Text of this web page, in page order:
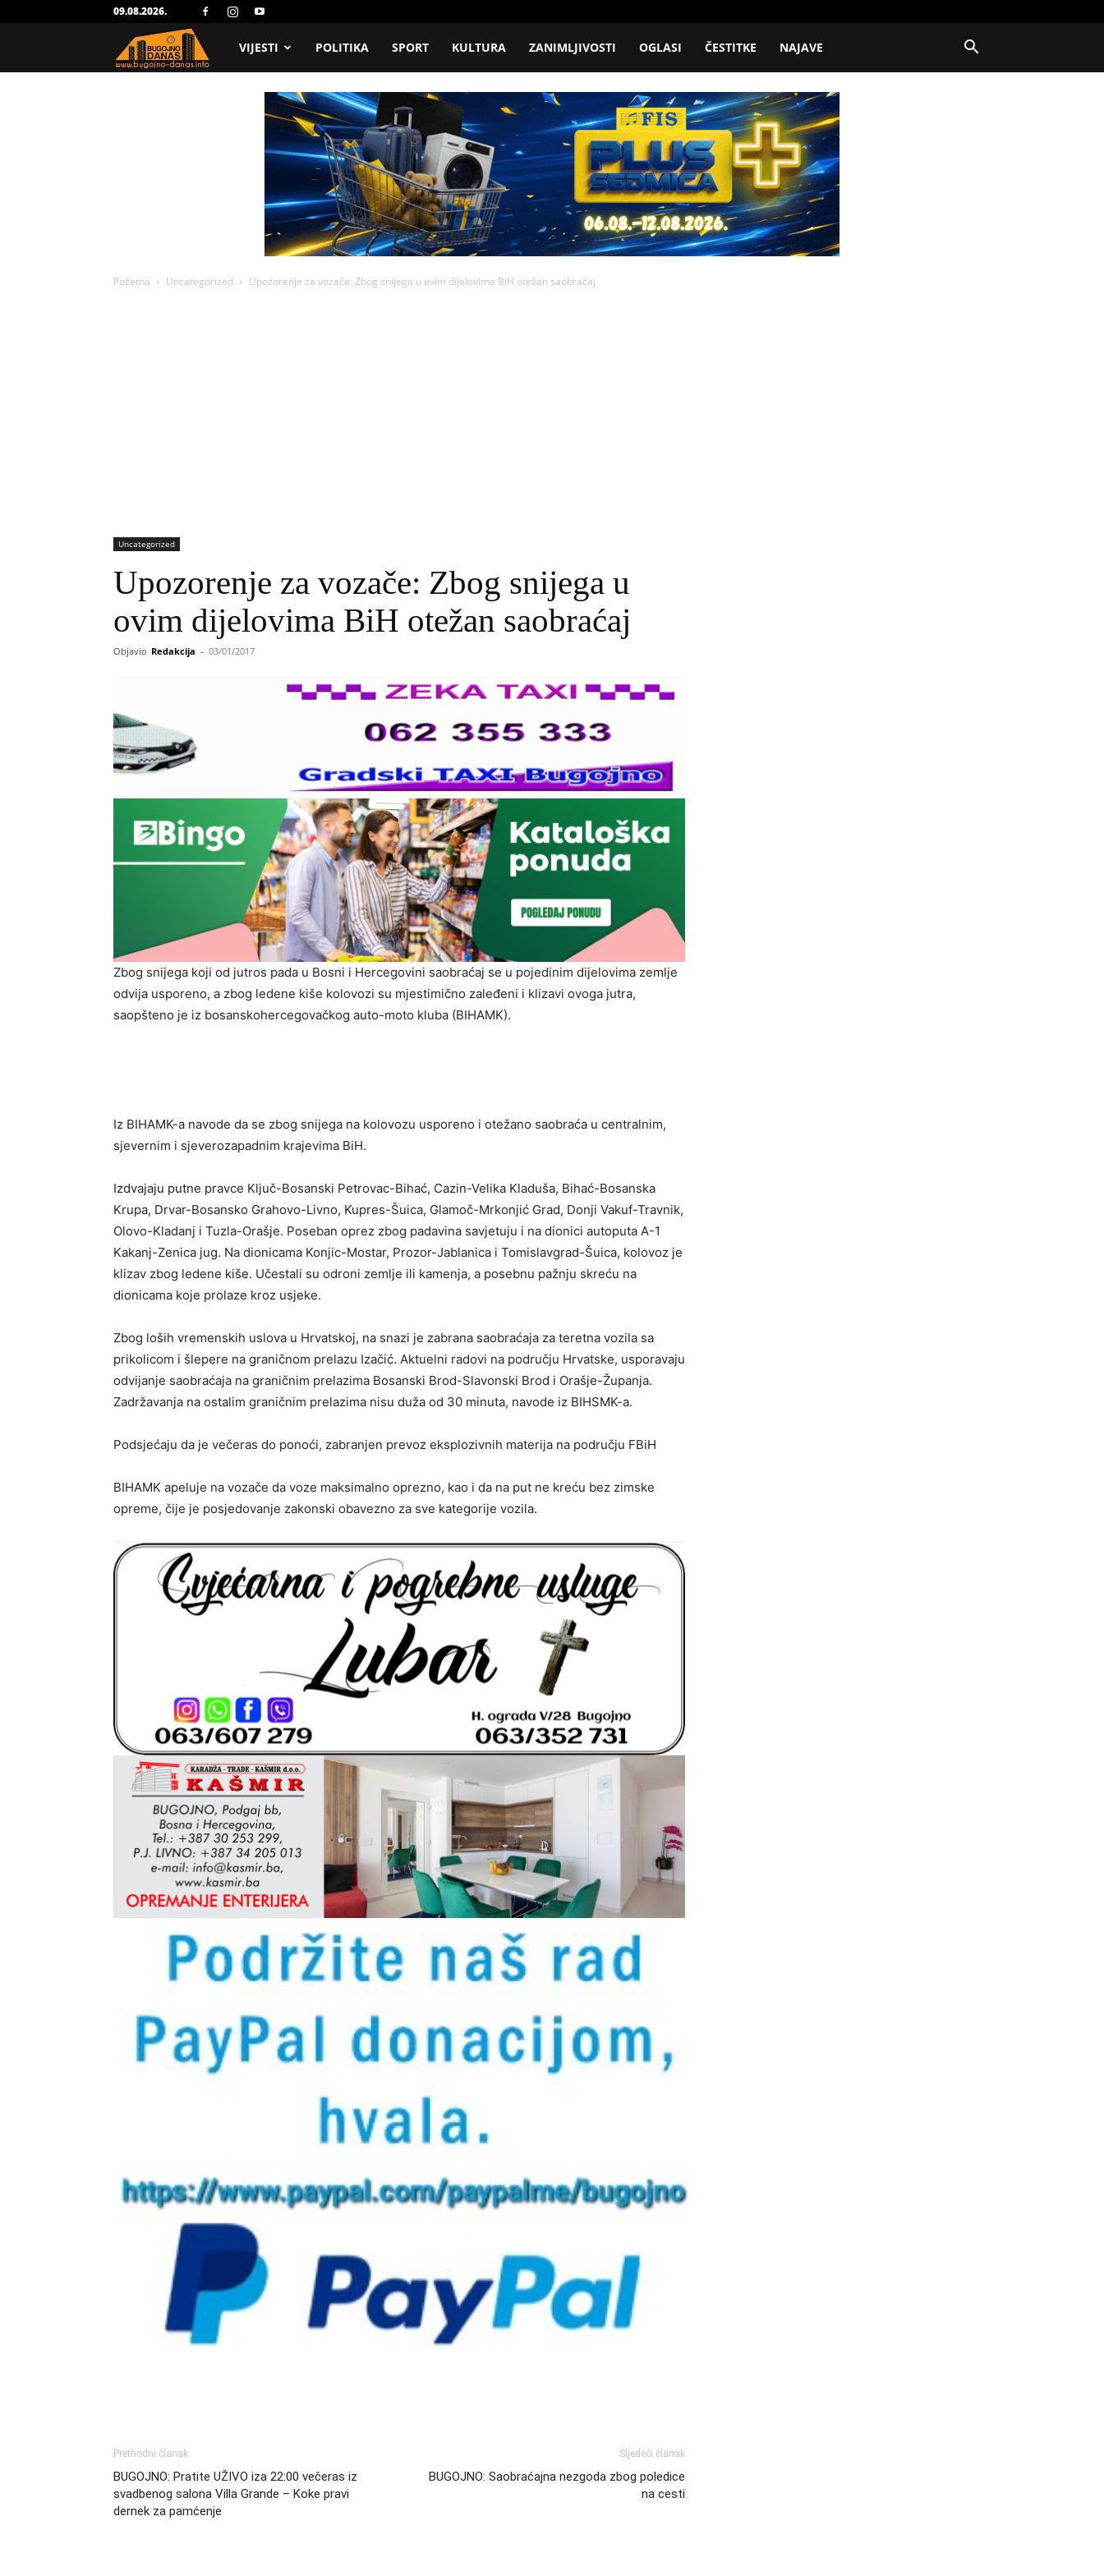
09.08.2026.
Bugojno
VIJESTI POLITIKA SPORT KULTURA ZANIMLJIVOSTI OGLASI ČESTITKE NAJAVE
Početna Uncategorized Upozorenje za vozače: Zbog snijega u ovim dijelovima BiH otežan saobraćaj
Uncategorized
Upozorenje za vozače: Zbog snijega u
ovim dijelovima BiH otežan saobraćaj
Objavio Redakcija - 03/01/2017
Zbog snijega koji od jutros pada u Bosni i Hercegovini saobraćaj se u pojedinim dijelovima zemlje
odvija usporeno, a zbog ledene kiše kolovozi su mjestimično zaleđeni i klizavi ovoga jutra,
saopšteno je iz bosanskohercegovačkog auto-moto kluba (BIHAMK).
Iz BIHAMK-a navode da se zbog snijega na kolovozu usporeno i otežano saobraća u centralnim,
sjevernim i sjeverozapadnim krajevima BiH.
Izdvajaju putne pravce Ključ-Bosanski Petrovac-Bihać, Cazin-Velika Kladuša, Bihać-Bosanska
Krupa, Drvar-Bosansko Grahovo-Livno, Kupres-Šuica, Glamoč-Mrkonjić Grad, Donji Vakuf-Travnik,
Olovo-Kladanj i Tuzla-Orašje. Poseban oprez zbog padavina savjetuju i na dionici autoputa A-1
Kakanj-Zenica jug. Na dionicama Konjic-Mostar, Prozor-Jablanica i Tomislavgrad-Šuica, kolovoz je
klizav zbog ledene kiše. Učestali su odroni zemlje ili kamenja, a posebnu pažnju skreću na
dionicama koje prolaze kroz usjeke.
Zbog loših vremenskih uslova u Hrvatskoj, na snazi je zabrana saobraćaja za teretna vozila sa
prikolicom i šlepere na graničnom prelazu Izačić. Aktuelni radovi na području Hrvatske, usporavaju
odvijanje saobraćaja na graničnim prelazima Bosanski Brod-Slavonski Brod i Orašje-Županja.
Zadržavanja na ostalim graničnim prelazima nisu duža od 30 minuta, navode iz BIHSMK-a.
Podsjećaju da je večeras do ponoći, zabranjen prevoz eksplozivnih materija na području FBiH
BIHAMK apeluje na vozače da voze maksimalno oprezno, kao i da na put ne kreću bez zimske
opreme, čije je posjedovanje zakonski obavezno za sve kategorije vozila.
Prethodni članak
BUGOJNO: Pratite UŽIVO iza 22:00 večeras iz
svadbenog salona Villa Grande – Koke pravi
dernek za pamćenje
Sljedeći članak
BUGOJNO: Saobraćajna nezgoda zbog poledice
na cesti